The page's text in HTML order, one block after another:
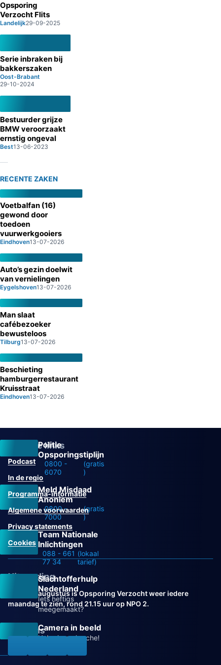
Opsporing
Verzocht Flits
Landelijk29-09-2025
Serie inbraken bij
bakkerszaken
Oost-Brabant
29-10-2024
Bestuurder grijze
BMW veroorzaakt
ernstig ongeval
Best13-06-2023
RECENTE ZAKEN
Voetbalfan (16)
gewond door
toedoen
vuurwerkgooiers
Eindhoven13-07-2026
Auto’s gezin doelwit
van vernielingen
Eygelshoven13-07-2026
Man slaat
cafébezoeker
bewusteloos
Tilburg13-07-2026
Beschieting
hamburgerrestaurant
Kruisstraat
Eindhoven13-07-2026
Politie
Opsporingstiplijn
0800 -
6070
(gratis
)
Meld Misdaad
Anoniem
0800 -
7000
(gratis
)
Team Nationale
Inlichtingen
088 - 661
77 34
(lokaal
tarief)
Slachtofferhulp
Nederland
Iets heftigs
meegemaakt?
Camera in beeld
Help de recherche!
Overige links
Podcast
In de regio
Programma-informatie
Algemene voorwaarden
Privacy statements
Cookies
Uitzending
Vanaf 31 augustus is Opsporing Verzocht weer iedere
maandag te zien, rond 21.15 uur op NPO 2.
Volg ons